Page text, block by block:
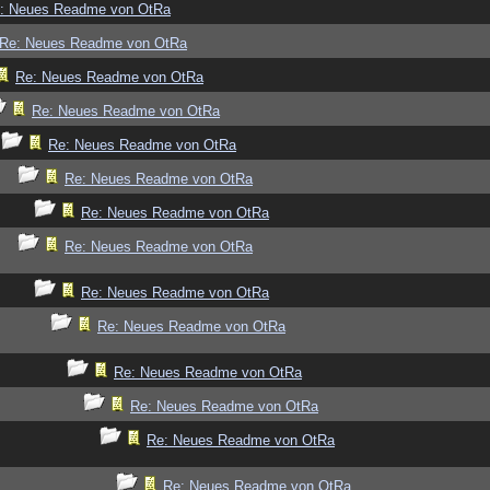
Neues Readme von OtRa
Re: Neues Readme von OtRa
Re: Neues Readme von OtRa
Re: Neues Readme von OtRa
Re: Neues Readme von OtRa
Re: Neues Readme von OtRa
Re: Neues Readme von OtRa
Re: Neues Readme von OtRa
Re: Neues Readme von OtRa
Re: Neues Readme von OtRa
Re: Neues Readme von OtRa
Re: Neues Readme von OtRa
Re: Neues Readme von OtRa
Re: Neues Readme von OtRa